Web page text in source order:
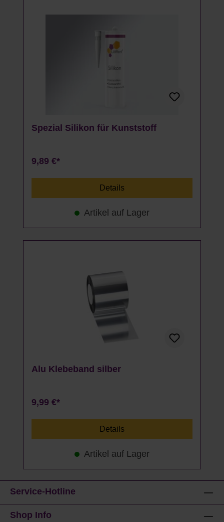
Spezial Silikon für Kunststoff
9,89 €*
Details
Artikel auf Lager
Alu Klebeband silber
9,99 €*
Details
Artikel auf Lager
Service-Hotline
Shop Info